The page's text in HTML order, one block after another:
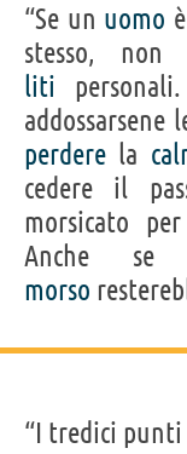
“Se un uomo
stesso,
liti
addossarsene
perdere la
cedere il
morsicato
Anche se
morso
“I tredici